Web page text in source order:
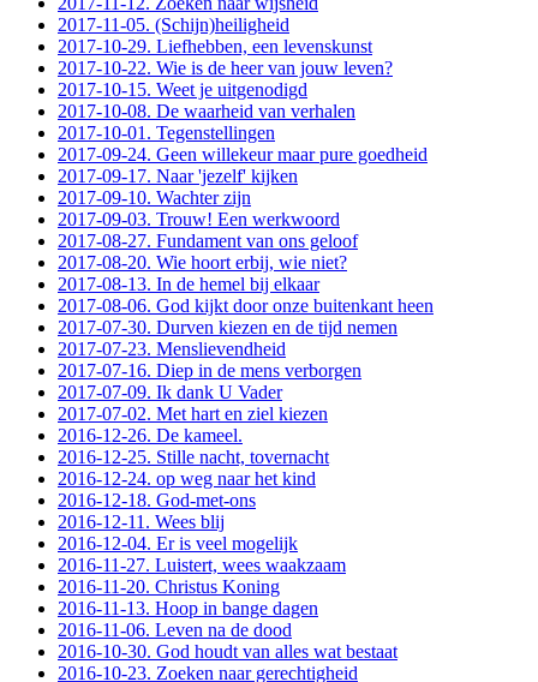
2017-11-05. (Schijn)heiligheid
2017-10-29. Liefhebben, een levenskunst
2017-10-22. Wie is de heer van jouw leven?
2017-10-15. Weet je uitgenodigd
2017-10-08. De waarheid van verhalen
2017-10-01. Tegenstellingen
2017-09-24. Geen willekeur maar pure goedheid
2017-09-17. Naar 'jezelf' kijken
2017-09-10. Wachter zijn
2017-09-03. Trouw! Een werkwoord
2017-08-27. Fundament van ons geloof
2017-08-20. Wie hoort erbij, wie niet?
2017-08-13. In de hemel bij elkaar
2017-08-06. God kijkt door onze buitenkant heen
2017-07-30. Durven kiezen en de tijd nemen
2017-07-23. Menslievendheid
2017-07-16. Diep in de mens verborgen
2017-07-09. Ik dank U Vader
2017-07-02. Met hart en ziel kiezen
2016-12-26. De kameel.
2016-12-25. Stille nacht, tovernacht
2016-12-24. op weg naar het kind
2016-12-18. God-met-ons
2016-12-11. Wees blij
2016-12-04. Er is veel mogelijk
2016-11-27. Luistert, wees waakzaam
2016-11-20. Christus Koning
2016-11-13. Hoop in bange dagen
2016-11-06. Leven na de dood
2016-10-30. God houdt van alles wat bestaat
2016-10-23. Zoeken naar gerechtigheid